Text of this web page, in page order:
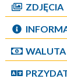
ZDJĘCIA
WALUTA